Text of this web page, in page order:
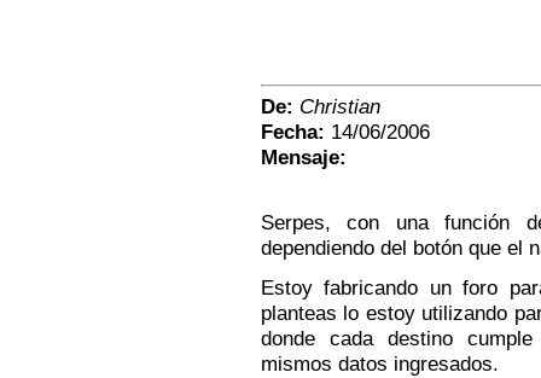
De: Christian
Fecha: 14/06/2006
Mensaje:
Serpes, con una función
dependiendo del botón que el
Estoy fabricando un foro
planteas lo estoy utilizando
donde cada destino
mismos datos ingresados.